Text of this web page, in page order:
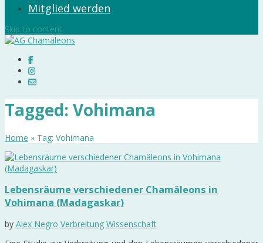
Mitglied werden
Skip to content
Tagged: Vohimana
Home » Tag: Vohimana
Lebensräume verschiedener Chamäleons in
Vohimana (Madagaskar)
by Alex Negro Verbreitung Wissenschaft